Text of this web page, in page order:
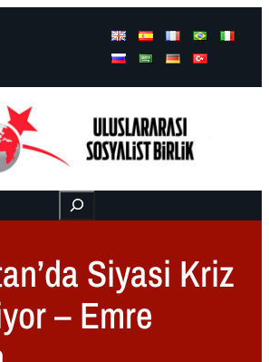
Buscar
Siyasi Kriz
– Emre